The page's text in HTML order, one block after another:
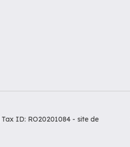
ID: RO20201084 - site de